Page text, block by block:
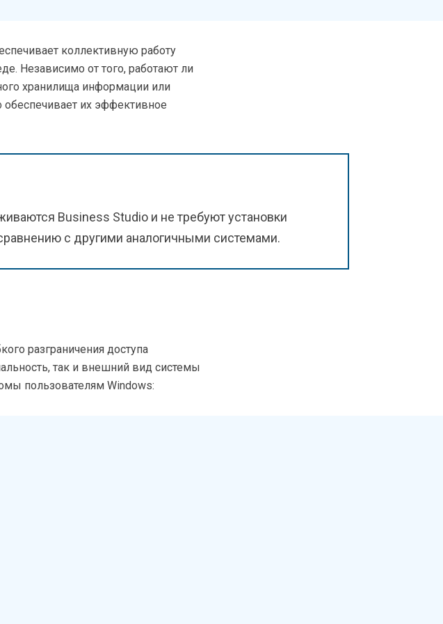
коллективную работу
Независимо от того, работают ли
хранилища информации или
обеспечивает их эффективное
Business Studio и не требуют установки
с другими аналогичными системами.
разграничения доступа
так и внешний вид системы
пользователям Windows: